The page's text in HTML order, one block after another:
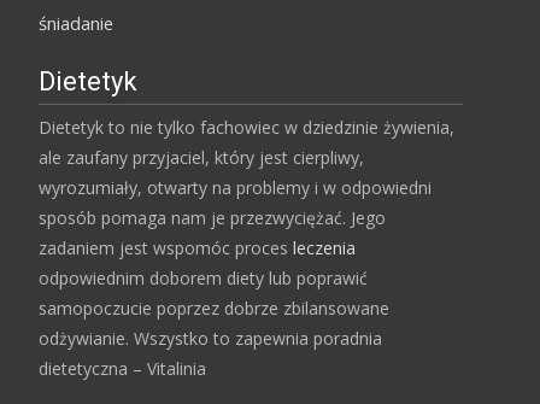
śniadanie
Dietetyk
Dietetyk to nie tylko fachowiec w dziedzinie żywienia,
ale zaufany przyjaciel, który jest cierpliwy,
wyrozumiały, otwarty na problemy i w odpowiedni
sposób pomaga nam je przezwyciężać. Jego
zadaniem jest wspomóc proces leczenia
odpowiednim doborem diety lub poprawić
samopoczucie poprzez dobrze zbilansowane
odżywianie. Wszystko to zapewnia poradnia
dietetyczna – Vitalinia